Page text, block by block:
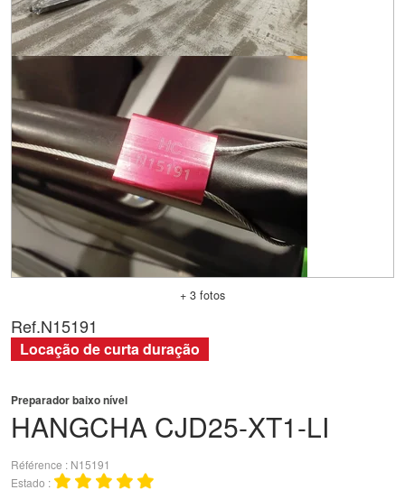
+ 3 fotos
HANGCHA CJD25-XT1-LI
Preparador baixo nível
Référence
N15191
Estado
Ref.N15191
Locação de curta duração